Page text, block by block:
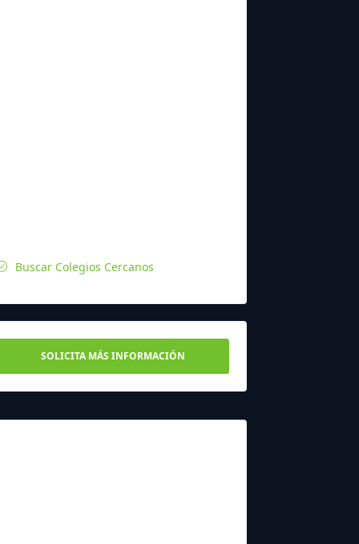
Buscar Colegios Cercanos
SOLICITA MÁS INFORMACIÓN